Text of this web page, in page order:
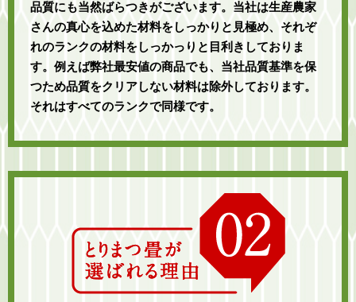
品質にも当然ばらつきがございます。当社は生産農家
さんの真心を込めた材料をしっかりと見極め、それぞ
れのランクの材料をしっかっりと目利きしておりま
す。例えば弊社最安値の商品でも、当社品質基準を保
つため品質をクリアしない材料は除外しております。
それはすべてのランクで同様です。